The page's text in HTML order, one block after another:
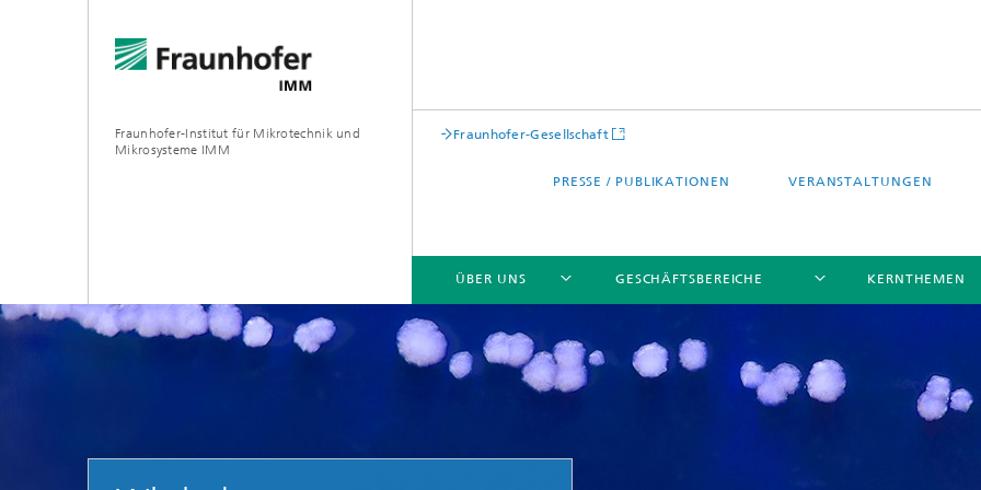
Fraunhofer-Institut für Mikrotechnik und
Mikrosysteme IMM
Fraunhofer-Gesellschaft
PRESSE / PUBLIKATIONEN VERANSTALTUNGEN
ÜBER UNS
ÜBER UNS
GESCHÄFTSBEREICHE
GESCHÄFTSBEREICHE
KERNTHEMEN
PROJEKTE